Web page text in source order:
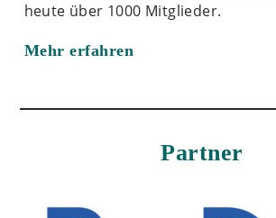
heute über 1000 Mitglieder.
Mehr erfahren
Partner